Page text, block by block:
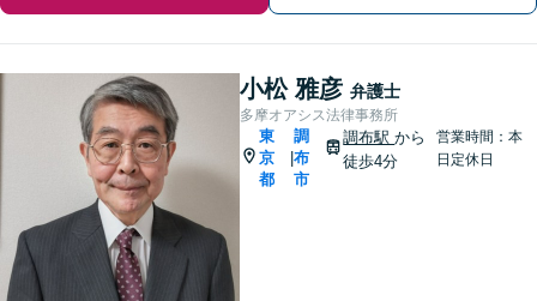
小松 雅彦 弁護士
多摩オアシス法律事務所
東
京
都
調
布
市
調布駅から
徒歩4分
営業時間：本
日定休日